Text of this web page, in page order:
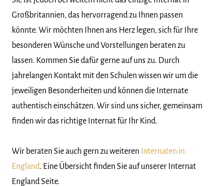
Großbritannien, das hervorragend zu Ihnen passen
könnte. Wir möchten Ihnen ans Herz legen, sich für Ihre
besonderen Wünsche und Vorstellungen beraten zu
lassen. Kommen Sie dafür gerne auf uns zu. Durch
jahrelangen Kontakt mit den Schulen wissen wir um die
jeweiligen Besonderheiten und können die Internate
authentisch einschätzen. Wir sind uns sicher, gemeinsam
finden wir das richtige Internat für Ihr Kind.
Wir beraten Sie auch gern zu weiteren Internaten in
England. Eine Übersicht finden Sie auf unserer Internat
England Seite.